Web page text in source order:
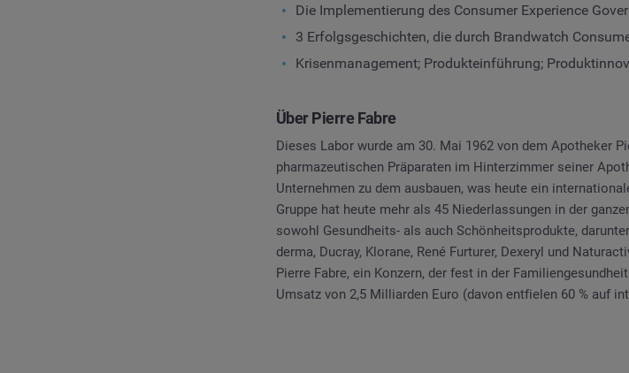
Die Implementierung des Consumer Experience
3 Erfolgsgeschichten, die durch Brandwatch
Krisenmanagement; Produkteinführung;
Über Pierre Fabre
Dieses Labor wurde am 30. Mai 1962 von dem Apotheker
pharmazeutischen Präparaten im Hinterzimmer seiner
Unternehmen zu dem ausbauen, was heute ein
Gruppe hat heute mehr als 45 Niederlassungen in der
sowohl Gesundheits- als auch Schönheitsprodukte,
derma, Ducray, Klorane, René Furturer, Dexeryl und
Pierre Fabre, ein Konzern, der fest in der
Umsatz von 2,5 Milliarden Euro (davon entfielen 60 % auf